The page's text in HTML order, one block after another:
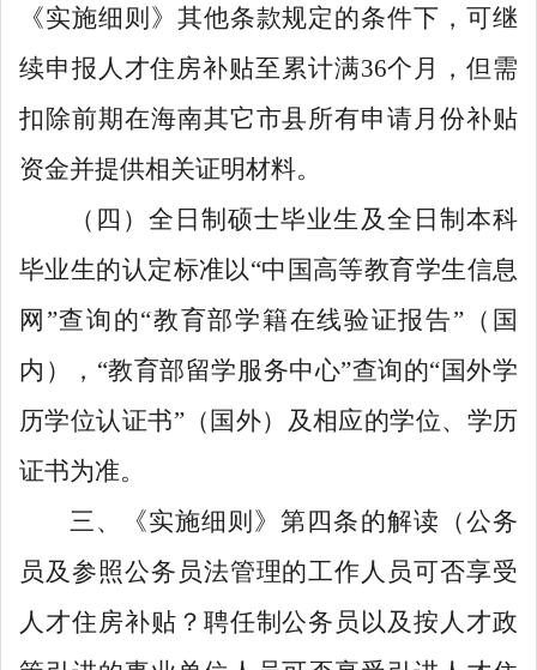
《实施细则》其他条款规定的条件下，可继
续申报人才住房补贴至累计满36个月，但需
扣除前期在海南其它市县所有申请月份补贴
资金并提供相关证明材料。
（四）全日制硕士毕业生及全日制本科
毕业生的认定标准以“中国高等教育学生信息
网 ”查询的“教育部学籍在线验证报告”（国
内）， “教育部留学服务中心”查询的“国外学
历学位认证书”（国外）及相应的学位、学历
证书为准。
三、《实施细则》第四条的解读 （公务
员及 参照公务员法管理的工作人员可否享受
人才住房补贴 ？聘任制公务员以及按人才政